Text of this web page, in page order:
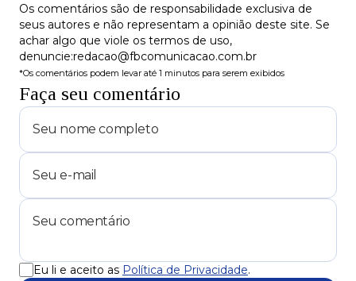
Os comentários são de responsabilidade exclusiva de
seus autores e não representam a opinião deste site. Se
achar algo que viole os termos de uso,
denuncie:redacao@fbcomunicacao.com.br
*Os comentários podem levar até 1 minutos para serem exibidos
Faça seu comentário
Eu li e aceito as Política de Privacidade.